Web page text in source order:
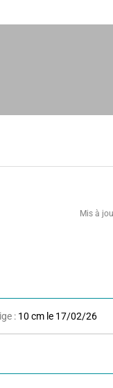
Mis à
: 10 cm le 17/02/26